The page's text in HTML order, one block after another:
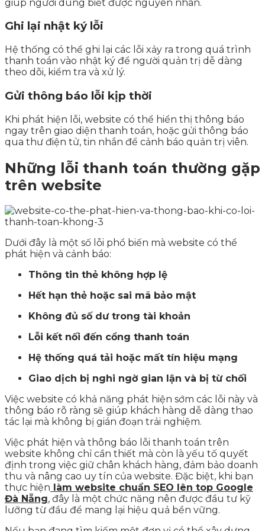
giúp người dùng biết được nguyên nhân.
Ghi lại nhật ký lỗi
Hệ thống có thể ghi lại các lỗi xảy ra trong quá trình
thanh toán vào nhật ký để người quản trị dễ dàng
theo dõi, kiểm tra và xử lý.
Gửi thông báo lỗi kịp thời
Khi phát hiện lỗi, website có thể hiển thị thông báo
ngay trên giao diện thanh toán, hoặc gửi thông báo
qua thư điện tử, tin nhắn để cảnh báo quản trị viên.
Những lỗi thanh toán thường gặp
trên website
Dưới đây là một số lỗi phổ biến mà website có thể
phát hiện và cảnh báo:
Thông tin thẻ không hợp lệ
Hết hạn thẻ hoặc sai mã bảo mật
Không đủ số dư trong tài khoản
Lỗi kết nối đến cổng thanh toán
Hệ thống quá tải hoặc mất tín hiệu mạng
Giao dịch bị nghi ngờ gian lận và bị từ chối
Việc website có khả năng phát hiện sớm các lỗi này và
thông báo rõ ràng sẽ giúp khách hàng dễ dàng thao
tác lại mà không bị gián đoạn trải nghiệm.
Việc phát hiện và thông báo lỗi thanh toán trên
website không chỉ cần thiết mà còn là yếu tố quyết
định trong việc giữ chân khách hàng, đảm bảo doanh
thu và nâng cao uy tín của website. Đặc biệt, khi bạn
thực hiện làm website chuẩn SEO lên top Google
Đà Nẵng, đây là một chức năng nên được đầu tư kỹ
lưỡng từ đầu để mang lại hiệu quả bền vững.